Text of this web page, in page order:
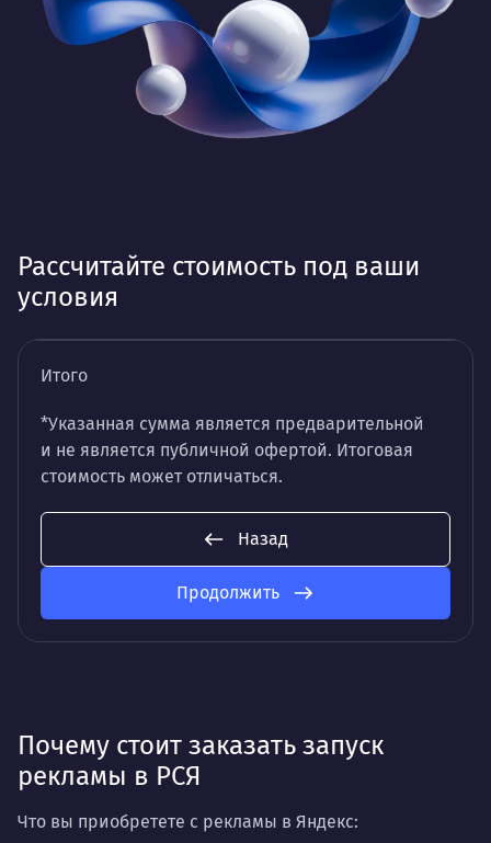
Рассчитайте стоимость под ваши
условия
Итого
*Указанная сумма является предварительной
и не является публичной офертой. Итоговая
стоимость может отличаться.
Назад
Продолжить
Почему стоит заказать запуск
рекламы в РСЯ
Что вы приобретете с рекламы в Яндекс: